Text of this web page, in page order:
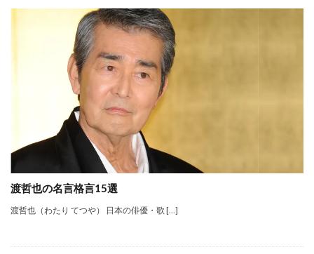
渡哲也の名言格言15選
渡哲也（わたり てつや） 日本の俳優・歌 […]